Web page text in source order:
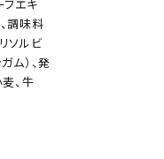
フエキ
調味料
ソルビ
ム）、発
、牛